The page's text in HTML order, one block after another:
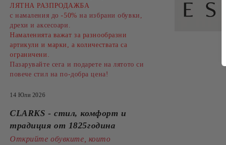
ЛЯТНА РАЗПРОДАЖБА
с намаления до -50% на избрани обувки,
дрехи и аксесоари.
Намаленията важат за разнообразни
артикули и марки, а количествата са
ограничени.
Пазарувайте сега и подарете на лятото си
повече стил на по-добра цена!
14 Юли 2026
CLARKS - стил, комфорт и
традиция от 1825година
Открийте обувките, които